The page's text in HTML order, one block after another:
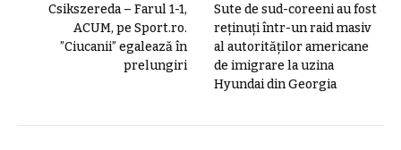
Csikszereda – Farul 1-1,
ACUM, pe Sport.ro.
”Ciucanii” egalează în
prelungiri
Sute de sud-coreeni au fost
reținuți într-un raid masiv
al autorităților americane
de imigrare la uzina
Hyundai din Georgia